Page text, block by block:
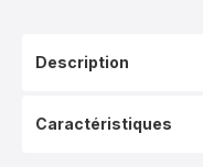
Description
Caractéristiques